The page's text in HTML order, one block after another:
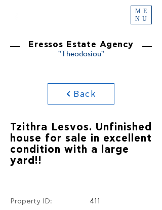
Eressos Estate Agency
"Theodosiou"
ME
NU
Back
Tzithra Lesvos. Unfinished
house for sale in excellent
condition with a large
yard!!
Property ID: 411